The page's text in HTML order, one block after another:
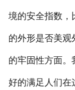
境的安全指数，
的外形是否美观
的牢固性方面。
好的满足人们在